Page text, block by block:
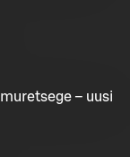
– uusi